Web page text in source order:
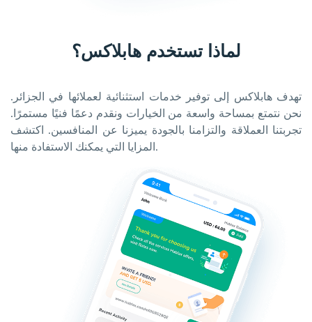
لماذا تستخدم هابلاكس؟
تهدف هابلاكس إلى توفير خدمات استثنائية لعملائها في الجزائر.
نحن نتمتع بمساحة واسعة من الخيارات ونقدم دعمًا فنيًا مستمرًا.
تجربتنا العملاقة والتزامنا بالجودة يميزنا عن المنافسين. اكتشف
المزايا التي يمكنك الاستفادة منها.